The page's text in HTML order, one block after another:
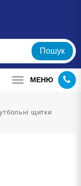
Пошук
МЕНЮ
щитки